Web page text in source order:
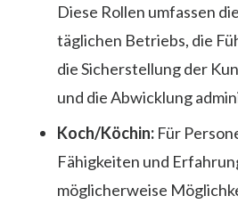
Diese Rollen umfassen
täglichen Betriebs, die
die Sicherstellung der
und die Abwicklung
Koch/Köchin: Für
Fähigkeiten und
möglicherweise